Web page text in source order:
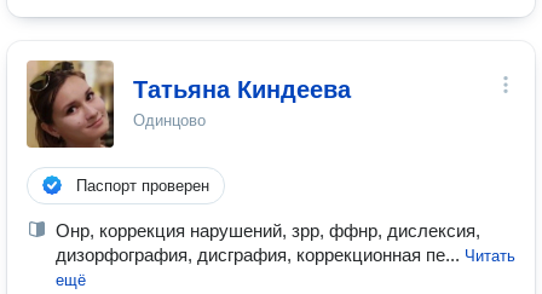
Татьяна Киндеева
Одинцово
Паспорт проверен
Онр, коррекция нарушений, зрр, ффнр, дислексия,
дизорфография, дисграфия, коррекционная пе... Читать
ещё